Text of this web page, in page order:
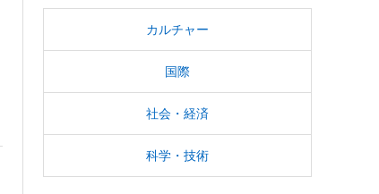
カルチャー
国際
社会・経済
科学・技術